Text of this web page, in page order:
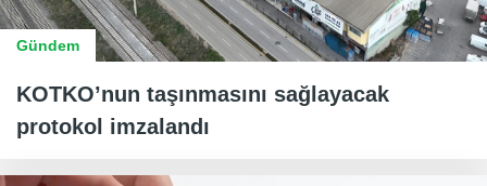
Gündem
KOTKO’nun taşınmasını sağlayacak
protokol imzalandı